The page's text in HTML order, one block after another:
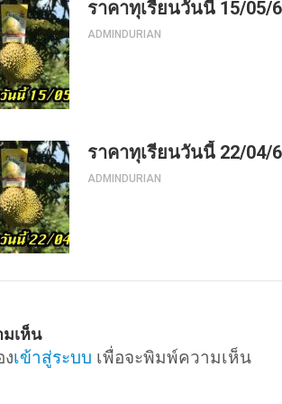
ราคาทุเรียนวันนี้ 15/05/
ADMINDURIAN
ราคาทุเรียนวันนี้ 22/04/
ADMINDURIAN
เห็น
เข้าสู่ระบบ เพื่อจะพิมพ์ความเห็น